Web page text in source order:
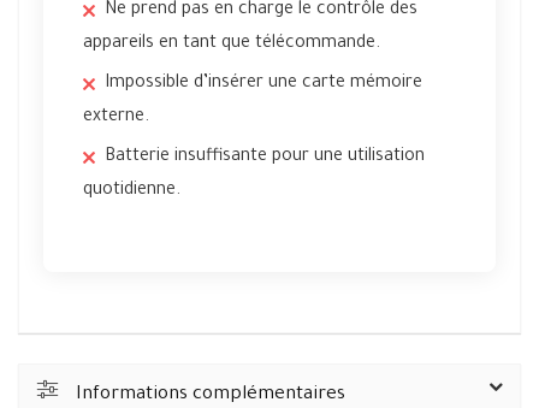
Ne prend pas en charge le contrôle des
appareils en tant que télécommande.
Impossible d’insérer une carte mémoire
externe.
Batterie insuffisante pour une utilisation
quotidienne.
Informations complémentaires